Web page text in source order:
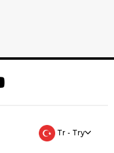
Tr - Try